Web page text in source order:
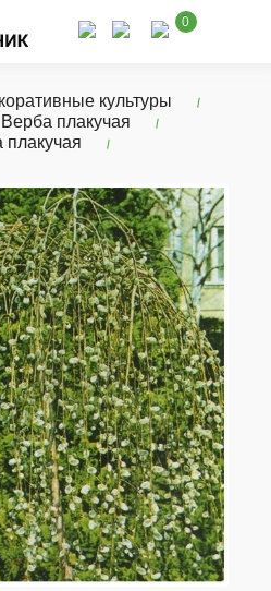
0
культуры
Верба плакучая
плакучая